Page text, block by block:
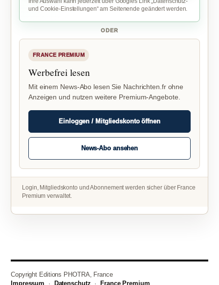
und Cookie-Einstellungen“ am Seitenende geändert werden.
ODER
FRANCE PREMIUM
Werbefrei lesen
Mit einem News-Abo lesen Sie Nachrichten.fr ohne
Anzeigen und nutzen weitere Premium-Angebote.
Einloggen / Mitgliedskonto öffnen
News-Abo ansehen
Login, Mitgliedskonto und Abonnement werden sicher über France
Premium verwaltet.
Copyright Editions PHOTRA, France
Impressum · Datenschutz · France Premium